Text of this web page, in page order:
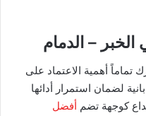
– الدمام
تماماً أهمية الاعتماد على
لضمان استمرار أدائها
كوجهة تضم أفضل